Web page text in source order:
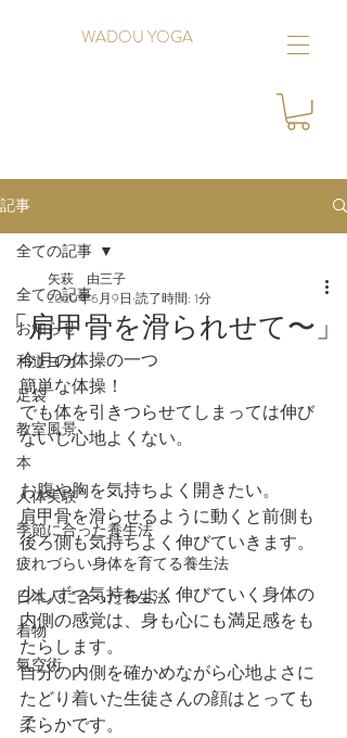
WADOU YOGA
記事
全ての記事
お知らせ
和道ヨガ
足袋
教室風景
本
人体実験
季節に合った養生法
疲れづらい身体を育てる養生法
日本人に合った養生法
着物
氣空術
全ての記事
「肩甲骨を滑られせて〜」
矢萩 由三子
2020年6月9日 読了時間: 1分
今月の体操の一つ
簡単な体操！
でも体を引きつらせてしまっては伸び
ないし心地よくない。
お腹や胸を気持ちよく開きたい。
肩甲骨を滑らせるように動くと前側も
後ろ側も気持ちよく伸びていきます。
少しずつ気持ちよく伸びていく身体の
内側の感覚は、身も心にも満足感をも
たらします。
自分の内側を確かめながら心地よさに
たどり着いた生徒さんの顔はとっても
柔らかです。